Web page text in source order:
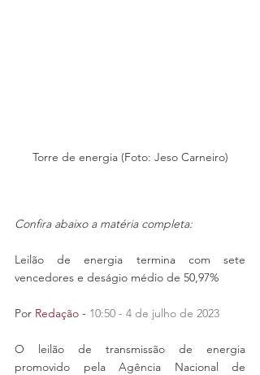
Torre de energia (Foto: Jeso Carneiro)
Confira abaixo a matéria completa:
Leilão de energia termina com sete
vencedores e deságio médio de 50,97%
Por Redação - 10:50 - 4 de julho de 2023
O leilão de transmissão de energia
promovido pela Agência Nacional de